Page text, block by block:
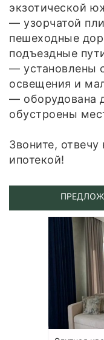
экзотической
— узорчатой
пешеходные
подъездные
— установлены
освещения и
— оборудована
обустроены
Звоните,
ипотекой!